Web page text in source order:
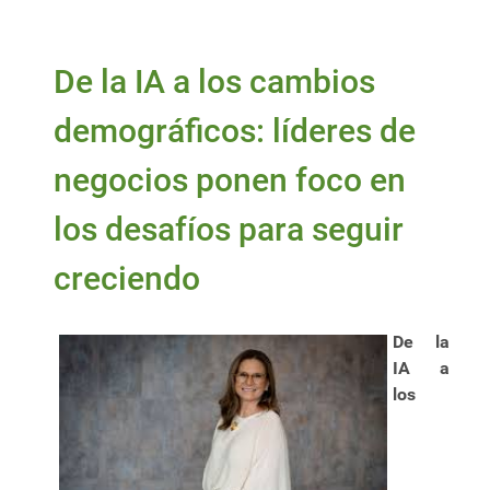
De la IA a los cambios
demográficos: líderes de
negocios ponen foco en
los desafíos para seguir
creciendo
De la
IA a
los